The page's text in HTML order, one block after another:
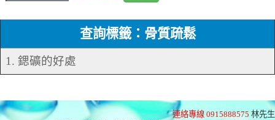
查詢標籤：骨質疏鬆
1. 鍶礦的好處
連絡專線 0915888575 林先生